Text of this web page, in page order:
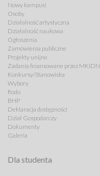
Nowy kampus!
Osoby
Działalność artystyczna
Działalność naukowa
Ogłoszenia
Zamówienia publiczne
Projekty unijne
Zadania finansowane przez MKiDN
Konkursy/Stanowiska
Wybory
Rodo
BHP
Deklaracja dostępności
Dział Gospodarczy
Dokumenty
Galeria
Dla studenta